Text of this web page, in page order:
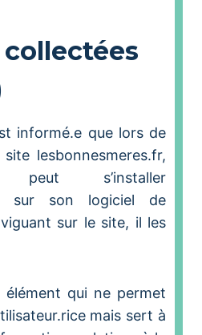
informé.e que lors de
lesbonnesmeres.fr,
s’installer
sur son logiciel de
sur le site, il les
qui ne permet
mais sert à